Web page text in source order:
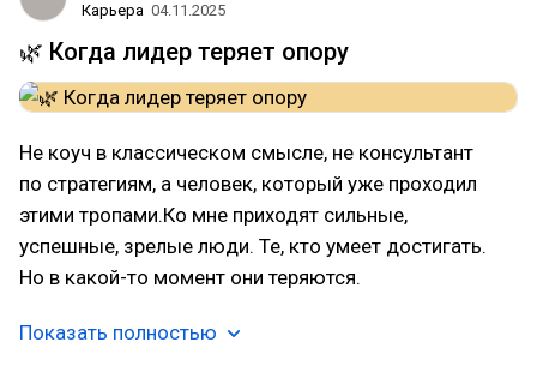
Карьера 04.11.2025
🌿 Когда лидер теряет опору
Не коуч в классическом смысле, не консультант
по стратегиям, а человек, который уже проходил
этими тропами.Ко мне приходят сильные,
успешные, зрелые люди. Те, кто умеет достигать.
Но в какой-то момент они теряются.
Показать полностью